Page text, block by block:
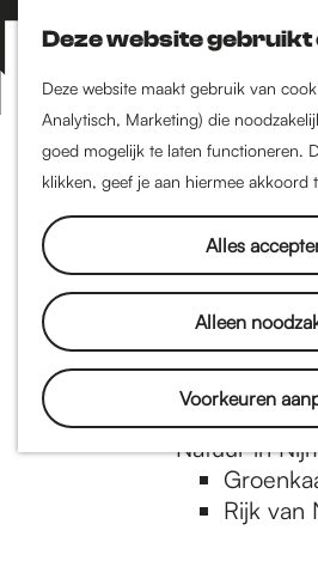
Deze website gebruikt
Deze website maakt gebruik van
Analytisch, Marketing) die
goed mogelijk te laten functioneren.
klikken, geef je aan hiermee akkoord
Alles
Alleen
Voorkeuren
Z
o
e
k
e
K
a
a
r
t
M
e
n
Historie
De
Vrede
Penning
Natuur in
Rijk van